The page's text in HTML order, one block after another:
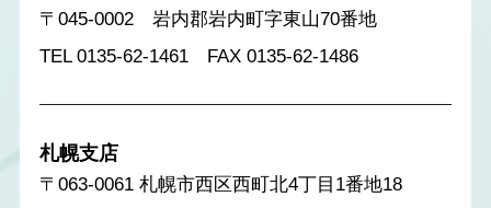
〒045-0002 岩内郡岩内町字東山70番地
TEL 0135-62-1461 FAX 0135-62-1486
札幌支店
〒063-0061 札幌市西区西町北4丁目1番地18